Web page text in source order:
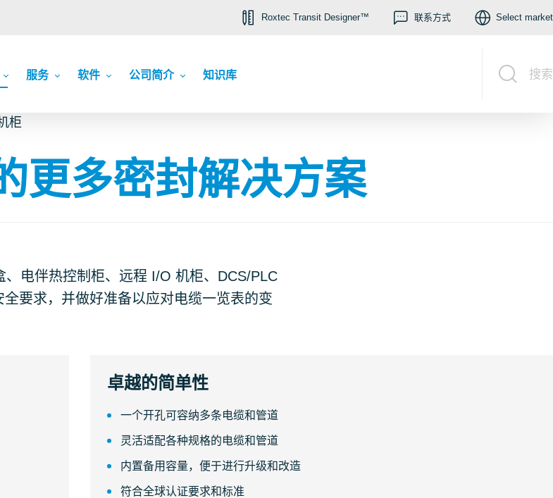
Roxtec Transit Designer™ 联系方式 Select market
服务 软件 公司简介 知识库 搜索
柜
更多密封解决方案
电伴热控制柜、远程 I/O 机柜、DCS/PLC
要求，并做好准备以应对电缆一览表的变
卓越的简单性
一个开孔可容纳多条电缆和管道
灵活适配各种规格的电缆和管道
内置备用容量，便于进行升级和改造
符合全球认证要求和标准